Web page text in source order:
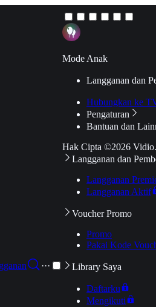
···
Mode Anak
Langganan dan
Hubungkan ke
Pengaturan
Bantuan dan
Hak Cipta ©2026
Langganan dan
Langganan
Langganan Aktif
Voucher Promo
Promo
Pakai Kode
Library Saya
Daftarku
Mengikuti